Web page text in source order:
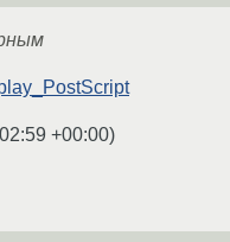
+00:00)